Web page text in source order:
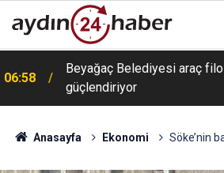
06:58
Beyağaç Belediyesi araç
güçlendiriyor
Anasayfa Ekonomi Söke’nin